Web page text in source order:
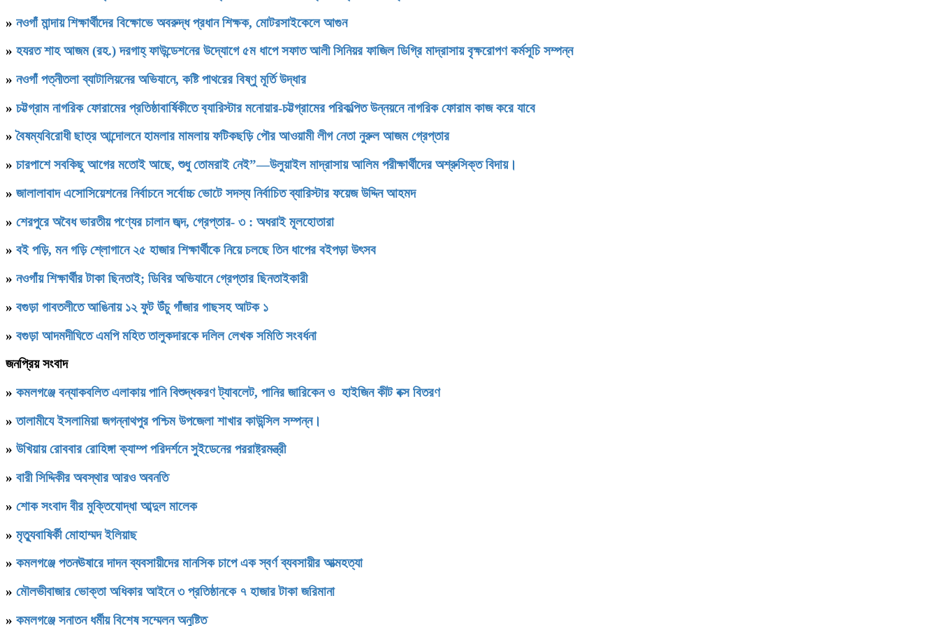
» নওগাঁ মান্দায় শিক্ষার্থীদের বিক্ষোভে অবরুদ্ধ প্রধান শিক্ষক, মোটরসাইকেলে আগুন
» হযরত শাহ আজম (রহ.) দরগাহ্ ফাউন্ডেশনের উদ্যোগে ৫ম ধাপে সফাত আলী সিনিয়র ফাজিল ডিগ্রি মাদ্রাসায় বৃক্ষরোপণ কর্মসূচি সম্পন্ন
» নওগাঁ পত্নীতলা ব্যাটালিয়নের অভিযানে, কষ্টি পাথরের বিষ্ণু মূর্তি উদ্ধার
» চট্টগ্রাম নাগরিক ফোরামের প্রতিষ্ঠাবার্ষিকীতে ব‍্যারিস্টার মনোয়ার-চট্টগ্রামের পরিকল্পিত উন্নয়নে নাগরিক ফোরাম কাজ করে যাবে
»বৈষম্যবিরোধী ছাত্র আন্দোলনে হামলার মামলায় ফটিকছড়ি পৌর আওয়ামী লীগ নেতা নুরুল আজম গ্রেপ্তার
» চারপাশে সবকিছু আগের মতোই আছে, শুধু তোমরাই নেই”—উলুয়াইল মাদ্রাসায় আলিম পরীক্ষার্থীদের অশ্রুসিক্ত বিদায়।
» জালালাবাদ এসোসিয়েশনের নির্বাচনে সর্বোচ্চ ভোটে সদস্য নির্বাচিত ব্যারিস্টার ফয়েজ উদ্দিন আহমদ
» শেরপুরে অবৈধ ভারতীয় পণ্যের চালান জব্দ, গ্রেপ্তার- ৩ : অধরাই মূলহোতারা
» বই পড়ি, মন গড়ি শ্লোগানে ২৫ হাজার শিক্ষার্থীকে নিয়ে চলছে তিন ধাপের বইপড়া উৎসব
» নওগাঁয় শিক্ষার্থীর টাকা ছিনতাই; ডিবির অভিযানে গ্রেপ্তার ছিনতাইকারী
» বগুড়া গাবতলীতে আঙিনায় ১২ ফুট উঁচু গাঁজার গাছসহ আটক ১
» বগুড়া আদমদীঘিতে এমপি মহিত তালুকদারকে দলিল লেখক সমিতি সংবর্ধনা
জনপ্রিয় সংবাদ
» কমলগঞ্জে বন্যাকবলিত এলাকায় পানি বিশুদ্ধকরণ ট্যাবলেট, পানির জারিকেন ও হাইজিন কীট বক্স বিতরণ
»‎তালামীযে ইসলামিয়া জগন্নাথপুর পশ্চিম উপজেলা শাখার কাউন্সিল সম্পন্ন।
» উখিয়ায় রোববার রোহিঙ্গা ক্যাম্প পরিদর্শনে সুইডেনের পররাষ্ট্রমন্ত্রী
» বারী সিদ্দিকীর অবস্থার আরও অবনতি
» শোক সংবাদ বীর মুক্তিযোদ্ধা আব্দুল মালেক
» মৃত্যুবাষির্কী মোহাম্মদ ইলিয়াছ
» কমলগঞ্জে পতনঊষারে দাদন ব্যবসায়ীদের মানসিক চাপে এক স্বর্ণ ব্যবসায়ীর আত্মহত্যা
» মৌলভীবাজার ভোক্তা অধিকার আইনে ৩ প্রতিষ্ঠানকে ৭ হাজার টাকা জরিমানা
» কমলগঞ্জে সনাতন ধর্মীয় বিশেষ সম্মেলন অনুষ্টিত